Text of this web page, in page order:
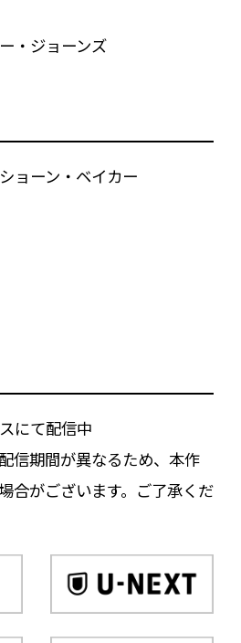
・ジョーンズ
ョーン・ベイカー
にて配信中
信期間が異なるため、本作
合がございます。ご了承くだ